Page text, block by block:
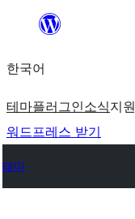
츠
로
로
가
한국어
테마플러그인소식지원
워드프레스 받기
테마